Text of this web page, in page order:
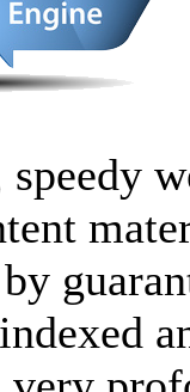
speedy